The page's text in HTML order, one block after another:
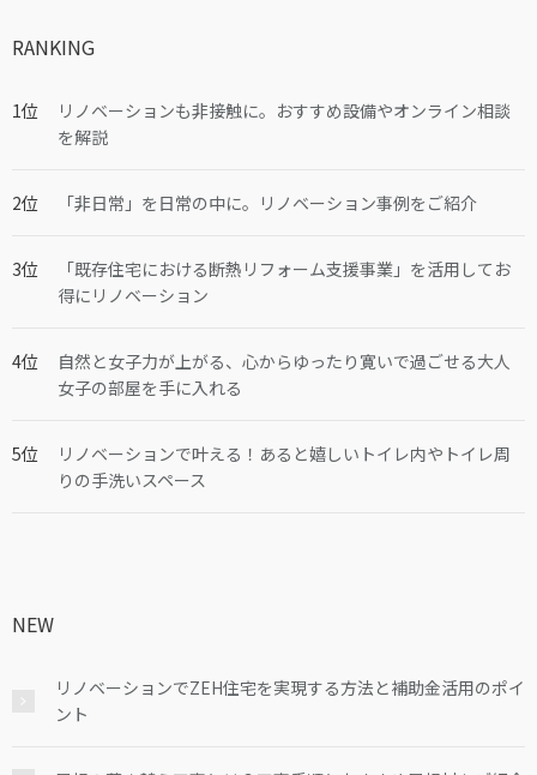
RANKING
リノベーションも非接触に。おすすめ設備やオンライン相談
を解説
「非日常」を日常の中に。リノベーション事例をご紹介
「既存住宅における断熱リフォーム支援事業」を活用してお
得にリノベーション
自然と女子力が上がる、心からゆったり寛いで過ごせる大人
女子の部屋を手に入れる
リノベーションで叶える！あると嬉しいトイレ内やトイレ周
りの手洗いスペース
NEW
リノベーションでZEH住宅を実現する方法と補助金活用のポイ
ント